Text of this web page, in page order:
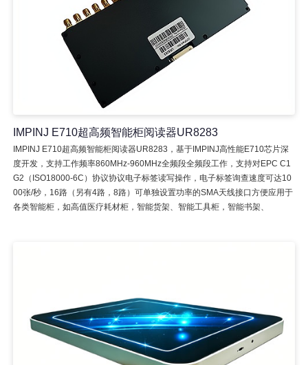
IMPINJ E710超高频智能柜阅读器UR8283
IMPINJ E710超高频智能柜阅读器UR8283，基于IMPINJ高性能E710芯片深
度开发，支持工作频率860MHz-960MHz全频段全频段工作，支持对EPC C1
G2（ISO18000-6C）协议协议电子标签读写操作，电子标签询查速度可达10
00张/秒，16路（另有4路，8路）可单独设置功率的SMA天线接口方便应用于
各类智能柜，如高值医疗耗材柜，智能货架、智能工具柜，智能书架、